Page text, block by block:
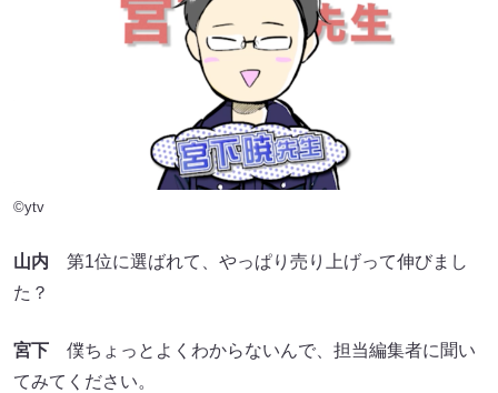
©ytv
山内 第1位に選ばれて、やっぱり売り上げって伸びまし
た？
宮下 僕ちょっとよくわからないんで、担当編集者に聞い
てみてください。